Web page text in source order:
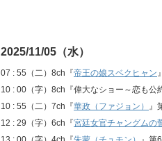
2025/11/05（水）
07 : 55（二）8ch『帝王の娘スベクヒャン
10 : 00（字）8ch『偉大なショー～恋も公
10 : 55（二）7ch『華政（ファジョン） 』
12 : 29（字）6ch『宮廷女官チャングムの